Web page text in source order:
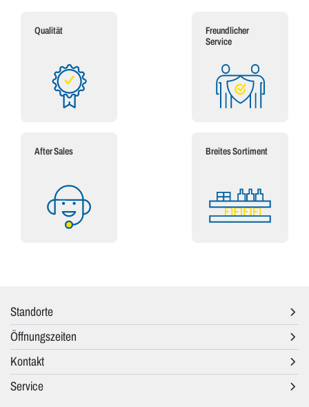
Qualität
Freundlicher
Service
After Sales Breites Sortiment
Standorte
Öffnungszeiten
Kontakt
Service